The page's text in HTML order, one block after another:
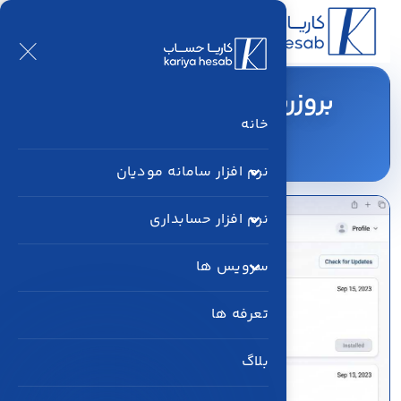
خانه
نرم افزار سامانه مودیان
نرم افزار حسابداری
سرویس ها
تعرفه ها
بلاگ
بروزرسانی های کاریاحساب